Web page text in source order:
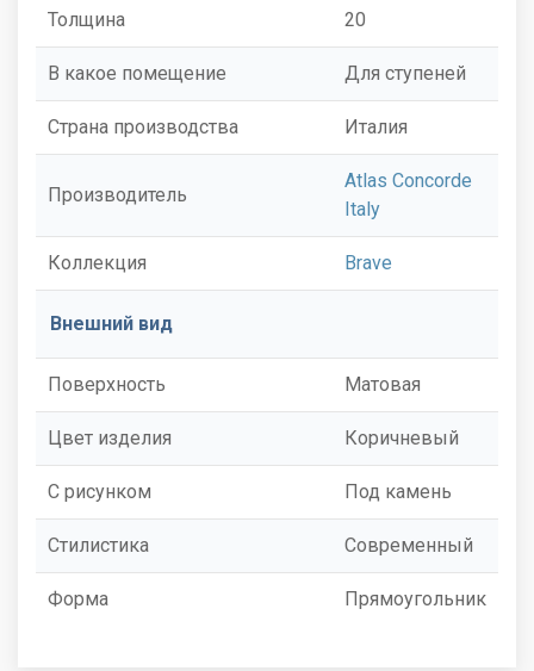
Толщина 20
В какое помещение Для ступеней
Страна производства Италия
Производитель
Atlas Concorde
Italy
Коллекция Brave
Внешний вид
Поверхность Матовая
Цвет изделия Коричневый
С рисунком Под камень
Стилистика Современный
Форма Прямоугольник